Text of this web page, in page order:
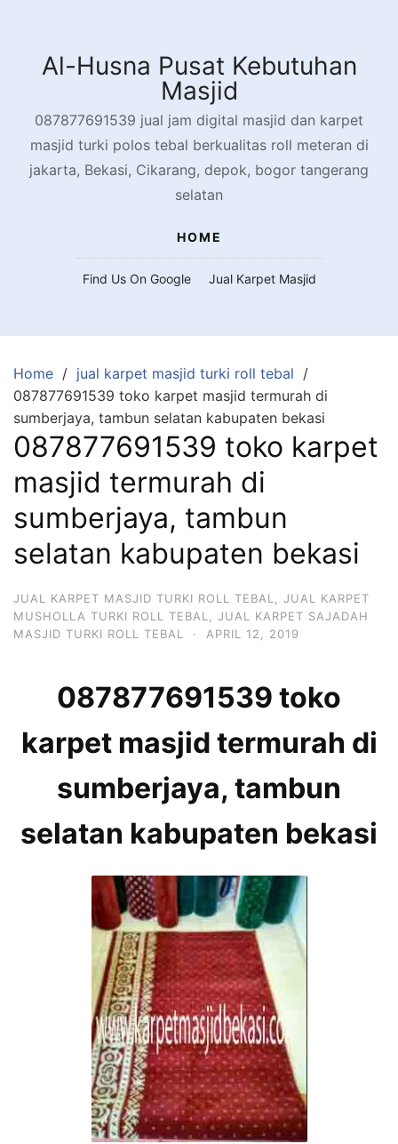
contentAl-Husna Pusat Kebutuhan
Masjid
087877691539 jual jam digital masjid dan karpet
masjid turki polos tebal berkualitas roll meteran di
jakarta, Bekasi, Cikarang, depok, bogor tangerang
selatan
HOME
Find Us On Google Jual Karpet Masjid
Home
jual karpet masjid turki roll tebal
087877691539 toko karpet masjid termurah di
sumberjaya, tambun selatan kabupaten bekasi
087877691539 toko karpet
masjid termurah di
sumberjaya, tambun
selatan kabupaten bekasi
JUAL KARPET MASJID TURKI ROLL TEBAL
JUAL KARPET
MUSHOLLA TURKI ROLL TEBAL
JUAL KARPET SAJADAH
MASJID TURKI ROLL TEBAL
· APRIL 12, 2019
087877691539 toko
karpet masjid termurah di
sumberjaya, tambun
selatan kabupaten bekasi